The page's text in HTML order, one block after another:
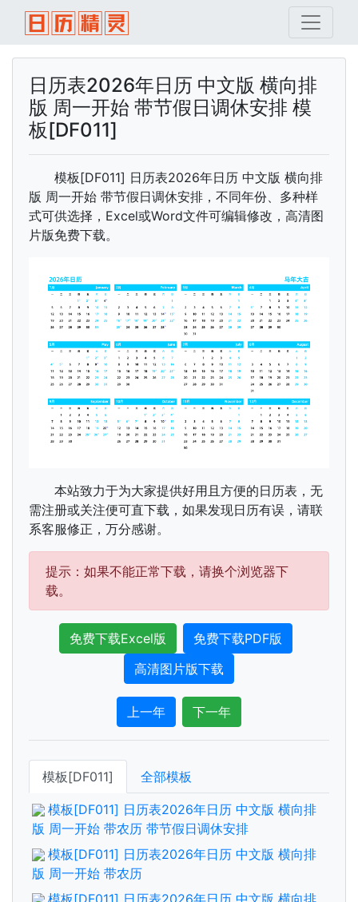
日历表2026年日历 中文版 横向排
版 周一开始 带节假日调休安排 模
板[DF011]
模板[DF011] 日历表2026年日历 中文版 横向排
版 周一开始 带节假日调休安排，不同年份、多种样
式可供选择，Excel或Word文件可编辑修改，高清图
片版免费下载。
本站致力于为大家提供好用且方便的日历表，无
需注册或关注便可直下载，如果发现日历有误，请联
系客服修正，万分感谢。
提示：如果不能正常下载，请换个浏览器下
载。
免费下载Excel版
免费下载PDF版
高清图片版下载
上一年 下一年
模板[DF011] 全部模板
模板[DF011] 日历表2026年日历 中文版 横向排
版 周一开始 带农历 带节假日调休安排
模板[DF011] 日历表2026年日历 中文版 横向排
版 周一开始 带农历
模板[DF011] 日历表2026年日历 中文版 横向排